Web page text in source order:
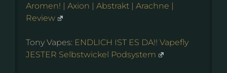
Aromen! | Axion | Abstrakt | Arachne |
Review
Tony Vapes: ENDLICH IST ES DA!! Vapefly
JESTER Selbstwickel Podsystem